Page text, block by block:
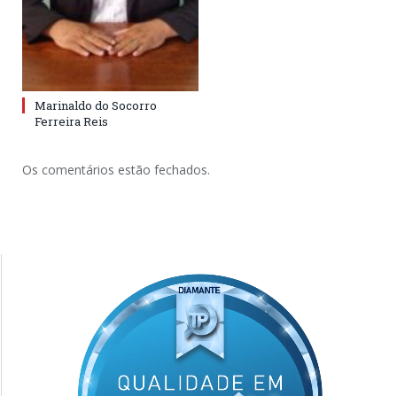
Marinaldo do Socorro
Ferreira Reis
Os comentários estão fechados.